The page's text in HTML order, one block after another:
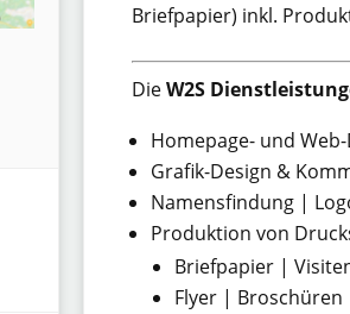
Briefpapier) inkl.
DieW2S
Homepage- und
Grafik-Design &
Namensfindung |
Produktion von
Briefpapier |
Flyer |